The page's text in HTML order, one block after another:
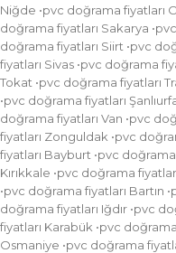
Niğde •pvc doğrama fiyatları
doğrama fiyatları Sakarya
doğrama fiyatları Siirt •pvc
fiyatları Sivas •pvc doğrama
Tokat •pvc doğrama fiyatları
•pvc doğrama fiyatları
doğrama fiyatları Van •pvc
fiyatları Zonguldak •pvc
fiyatları Bayburt •pvc
Kırıkkale •pvc doğrama
•pvc doğrama fiyatları Bartın
doğrama fiyatları Iğdır •pvc
fiyatları Karabük •pvc
Osmaniye •pvc doğrama